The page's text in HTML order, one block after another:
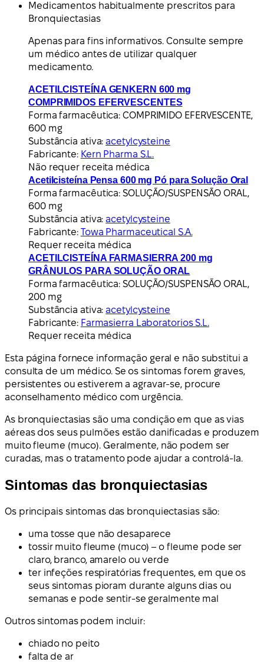
Medicamentos habitualmente prescritos para
Bronquiectasias
Apenas para fins informativos. Consulte sempre
um médico antes de utilizar qualquer
medicamento.
ACETILCISTEÍNA GENKERN 600 mg
COMPRIMIDOS EFERVESCENTES
Forma farmacêutica: COMPRIMIDO EFERVESCENTE,
600 mg
Substância ativa:acetylcysteine
Fabricante: Kern Pharma S.L.
Não requer receita médica
Acetilcisteína Pensa 600 mg Pó para Solução Oral
Forma farmacêutica: SOLUÇÃO/SUSPENSÃO ORAL,
600 mg
Substância ativa:acetylcysteine
Fabricante: Towa Pharmaceutical S.A.
Requer receita médica
ACETILCISTEÍNA FARMASIERRA 200 mg
GRÂNULOS PARA SOLUÇÃO ORAL
Forma farmacêutica: SOLUÇÃO/SUSPENSÃO ORAL,
200 mg
Substância ativa:acetylcysteine
Fabricante: Farmasierra Laboratorios S.L.
Requer receita médica
Esta página fornece informação geral e não substitui a
consulta de um médico. Se os sintomas forem graves,
persistentes ou estiverem a agravar-se, procure
aconselhamento médico com urgência.
As bronquiectasias são uma condição em que as vias
aéreas dos seus pulmões estão danificadas e produzem
muito fleume (muco). Geralmente, não podem ser
curadas, mas o tratamento pode ajudar a controlá-la.
Sintomas das bronquiectasias
Os principais sintomas das bronquiectasias são:
uma tosse que não desaparece
tossir muito fleume (muco) – o fleume pode ser
claro, branco, amarelo ou verde
ter infeções respiratórias frequentes, em que os
seus sintomas pioram durante alguns dias ou
semanas e pode sentir-se geralmente mal
Outros sintomas podem incluir:
chiado no peito
falta de ar